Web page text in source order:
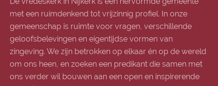
met een ruimdenkend tot vrijzinnig profiel. In onze
gemeenschap is ruimte voor vragen, verschillende
geloofsbelevingen en eigentijdse vormen van
zingeving. We zijn betrokken op elkaar én op de wereld
om ons heen, en zoeken een predikant die samen met
ons verder wil bouwen aan een open en inspirerende